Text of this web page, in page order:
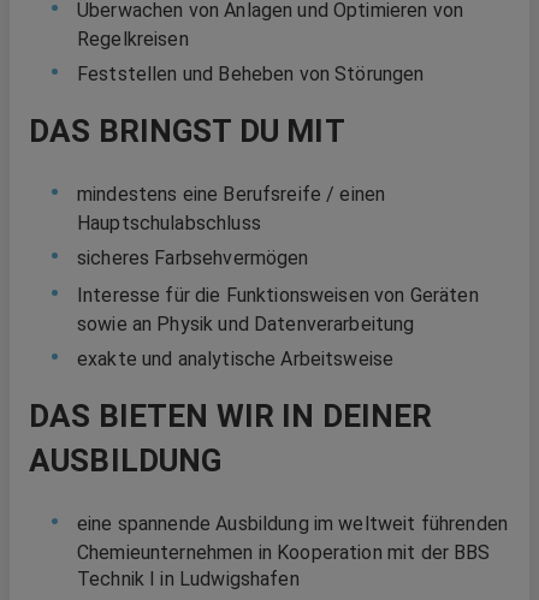
Überwachen von Anlagen und Optimieren von
Regelkreisen
Feststellen und Beheben von Störungen
DAS BRINGST DU MIT
mindestens eine Berufsreife / einen
Hauptschulabschluss
sicheres Farbsehvermögen
Interesse für die Funktionsweisen von Geräten
sowie an Physik und Datenverarbeitung
exakte und analytische Arbeitsweise
DAS BIETEN WIR IN DEINER
AUSBILDUNG
eine spannende Ausbildung im weltweit führenden
Chemieunternehmen in Kooperation mit der BBS
Technik I in Ludwigshafen